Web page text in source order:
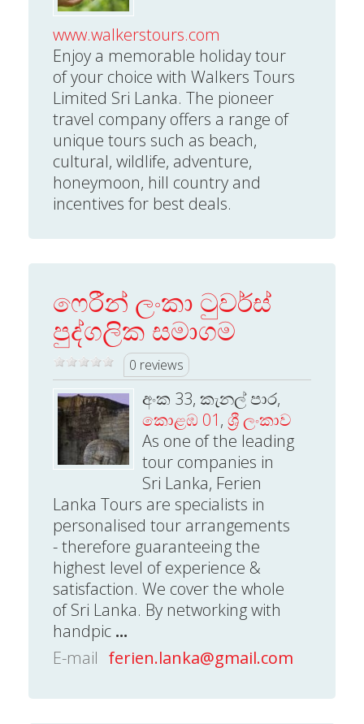
www.walkerstours.com
Enjoy a memorable holiday tour
of your choice with Walkers Tours
Limited Sri Lanka. The pioneer
travel company offers a range of
unique tours such as beach,
cultural, wildlife, adventure,
honeymoon, hill country and
incentives for best deals.
ෆෙරීන් ලංකා ටුවර්ස්
පුද්ගලික සමාගම
0 reviews
අංක 33, කැනල් පාර,
කොළඹ 01, ශ්‍රී ලංකාව
As one of the leading
tour companies in
Sri Lanka, Ferien
Lanka Tours are specialists in
personalised tour arrangements
- therefore guaranteeing the
highest level of experience &
satisfaction. We cover the whole
of Sri Lanka. By networking with
handpic ...
E-mail ferien.lanka@gmail.com